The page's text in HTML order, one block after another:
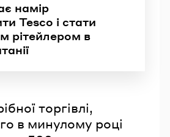
намір
Tesco і стати
рітейлером в
торгівлі,
в минулому році